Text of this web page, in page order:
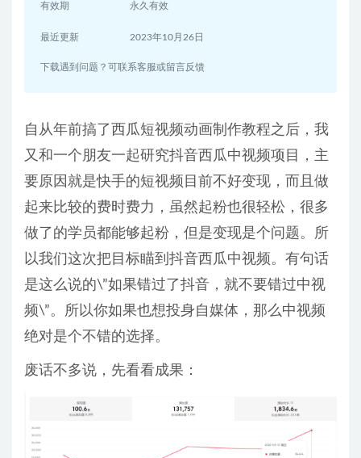
有效期 永久有效
最近更新 2023年10月26日
下载遇到问题？可联系客服或留言反馈
自从年前搞了西瓜短视频动画制作教程之后，我
又和一个朋友一起研究抖音西瓜中视频项目，主
要原因就是快手的短视频目前不好变现，而且做
起来比较的费时费力，虽然起粉也很轻松，很多
做了的学员都能够起粉，但是变现是个问题。所
以我们这次把目标瞄到抖音西瓜中视频。有句话
是这么说的\”如果错过了抖音，就不要错过中视
频\”。所以你如果也想投身自媒体，那么中视频
绝对是个不错的选择。
废话不多说，先看看成果：